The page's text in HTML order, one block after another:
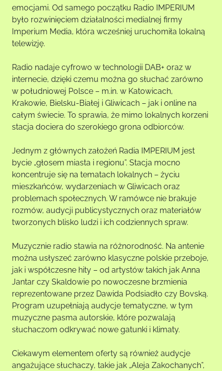
emocjami. Od samego początku Radio IMPERIUM
było rozwinięciem działalności medialnej firmy
Imperium Media, która wcześniej uruchomiła lokalną
telewizję.
Radio nadaje cyfrowo w technologii DAB+ oraz w
internecie, dzięki czemu można go słuchać zarówno
w południowej Polsce – m.in. w Katowicach,
Krakowie, Bielsku-Białej i Gliwicach – jak i online na
całym świecie. To sprawia, że mimo lokalnych korzeni
stacja dociera do szerokiego grona odbiorców.
Jednym z głównych założeń Radia IMPERIUM jest
bycie „głosem miasta i regionu”. Stacja mocno
koncentruje się na tematach lokalnych – życiu
mieszkańców, wydarzeniach w Gliwicach oraz
problemach społecznych. W ramówce nie brakuje
rozmów, audycji publicystycznych oraz materiałów
tworzonych blisko ludzi i ich codziennych spraw.
Muzycznie radio stawia na różnorodność. Na antenie
można usłyszeć zarówno klasyczne polskie przeboje,
jak i współczesne hity – od artystów takich jak Anna
Jantar czy Skaldowie po nowoczesne brzmienia
reprezentowane przez Dawida Podsiadło czy Bovską.
Program uzupełniają audycje tematyczne, w tym
muzyczne pasma autorskie, które pozwalają
słuchaczom odkrywać nowe gatunki i klimaty.
Ciekawym elementem oferty są również audycje
angażujące słuchaczy, takie jak „Aleja Zakochanych”,